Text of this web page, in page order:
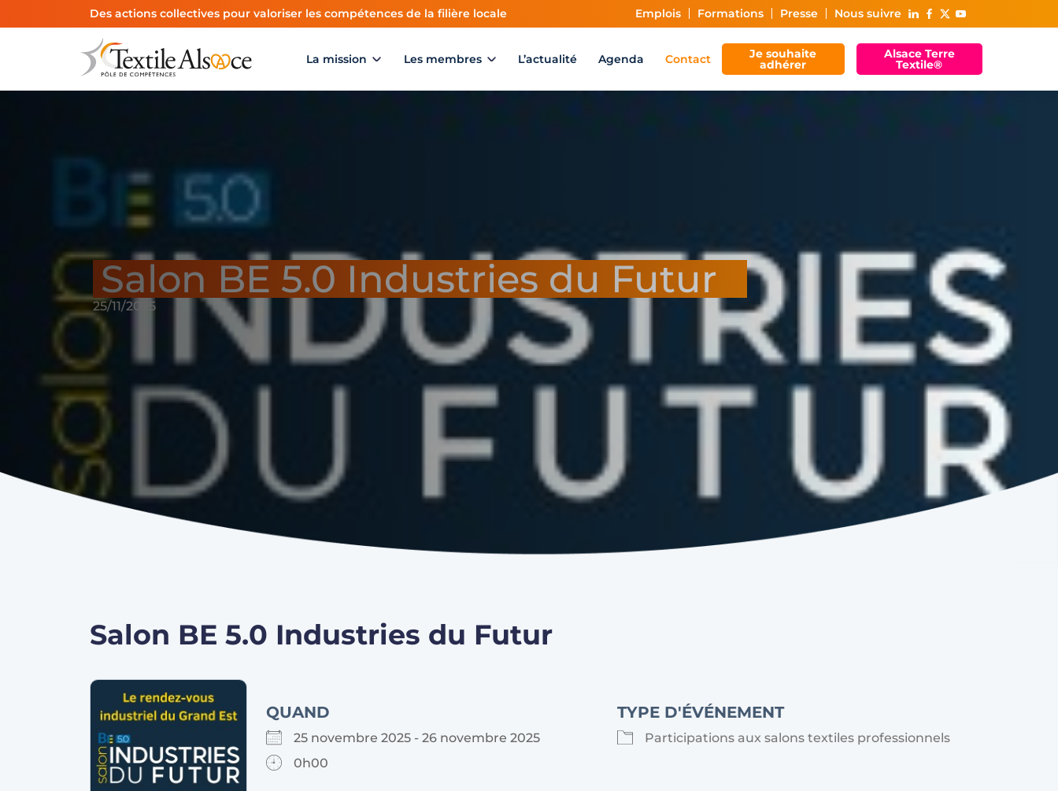
Des actions collectives pour valoriser les compétences de la filière locale Emplois Formations Presse Nous suivre
La mission Les membres L’actualité Agenda Contact Je souhaite
adhérer
Alsace Terre
Textile®
Salon BE 5.0 Industries du Futur
25/11/2025
Salon BE 5.0 Industries du Futur
QUAND
25 novembre 2025 - 26 novembre 2025
0h00
TYPE D'ÉVÉNEMENT
Participations aux salons textiles professionnels
Panneau de gestion des cookies